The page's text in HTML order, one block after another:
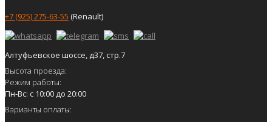
+7 (925) 275-63-55 (Renault)
Алтуфьевское шоссе, д37, стр.7
Высота проезда:
Режим работы:
Пн-Вс: с 10:00 до 20:00
Варианты оплаты: